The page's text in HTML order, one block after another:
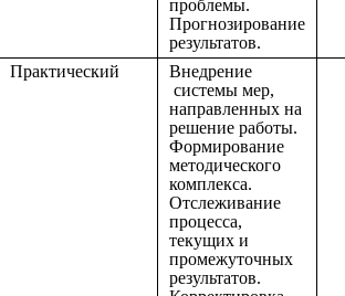
проблемы.
Прогнозирование
результатов.
Практический
Внедрение
системы мер,
направленных на
решение работы.
Формирование
методического
комплекса.
Отслеживание
процесса,
текущих и
промежуточных
результатов.